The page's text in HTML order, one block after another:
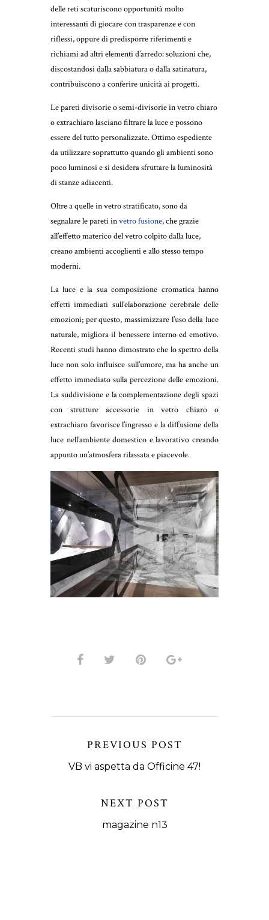
delle reti scaturiscono opportunità molto
interessanti di giocare con trasparenze e con
riflessi, oppure di predisporre riferimenti e
richiami ad altri elementi d’arredo: soluzioni che,
discostandosi dalla sabbiatura o dalla satinatura,
contribuiscono a conferire unicità ai progetti.
Le pareti divisorie o semi-divisorie in vetro chiaro
o extrachiaro lasciano filtrare la luce e possono
essere del tutto personalizzate. Ottimo espediente
da utilizzare soprattutto quando gli ambienti sono
poco luminosi e si desidera sfruttare la luminosità
di stanze adiacenti.
Oltre a quelle in vetro stratificato, sono da
segnalare le pareti invetro fusione, che grazie
all’effetto materico del vetro colpito dalla luce,
creano ambienti accoglienti e allo stesso tempo
moderni.
La luce e la sua composizione cromatica hanno
effetti immediati sull’elaborazione cerebrale delle
emozioni; per questo, massimizzare l’uso della luce
naturale, migliora il benessere interno ed emotivo.
Recenti studi hanno dimostrato che lo spettro della
luce non solo influisce sull’umore, ma ha anche un
effetto immediato sulla percezione delle emozioni.
La suddivisione e la complementazione degli spazi
con strutture accessorie in vetro chiaro o
extrachiaro favorisce l’ingresso e la diffusione della
luce nell’ambiente domestico e lavorativo creando
appunto un’atmosfera rilassata e piacevole.
PREVIOUS POST
VB vi aspetta da Officine 47!
NEXT POST
magazine n13